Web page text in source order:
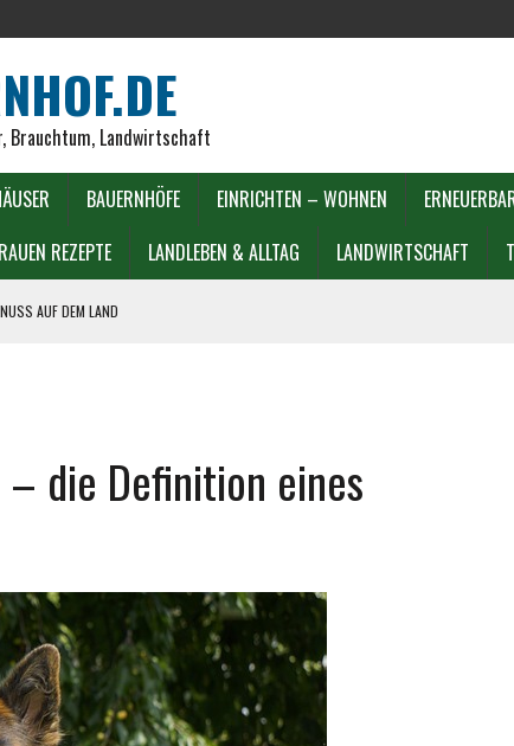
Brauchtum, Landwirtschaft
BAUERNHÖFE EINRICHTEN – WOHNEN
REZEPTE LANDLEBEN & ALLTAG LANDWIRTSCHAFT
AUF DEM LAND
die Definition eines